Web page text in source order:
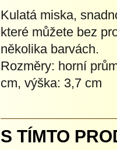
Kulatá miska,
které můžete bez
několika barvách.
Rozměry: horní
cm, výška: 3,7 cm
S TÍMTO